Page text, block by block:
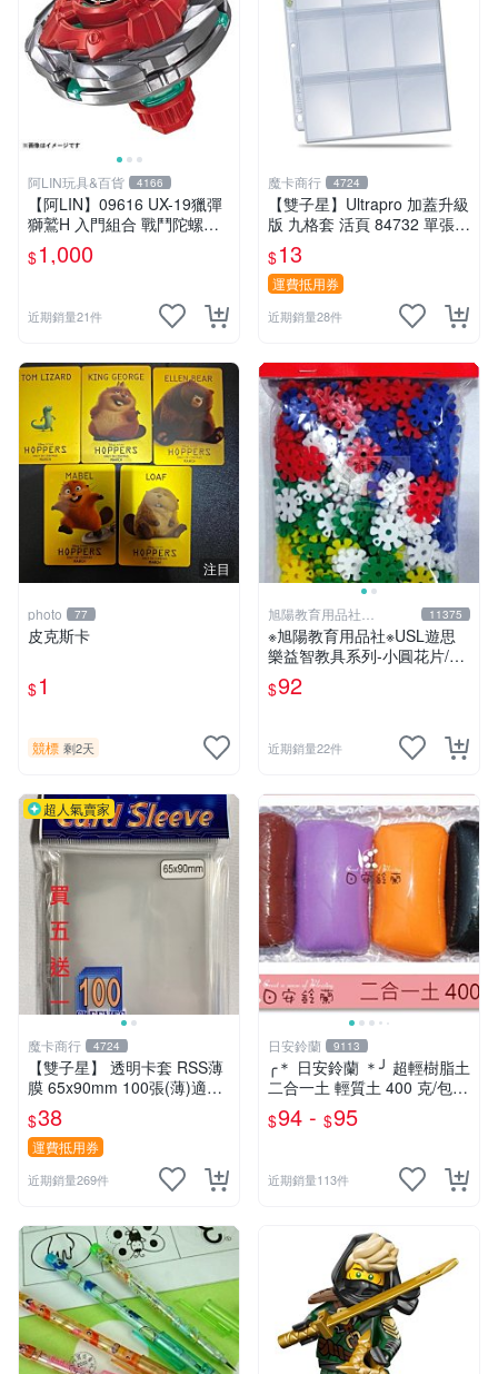
阿LIN玩具&百貨 4166
【阿LIN】09616 UX-19獵彈
獅鷲H 入門組合 戰鬥陀螺ＸB
EYBLADE X
$1,000
近期銷量21件
魔卡商行 4724
【雙子星】Ultrapro 加蓋升級
版 九格套 活頁 84732 單張寄
出 內頁 9格
$13
運費抵用券
近期銷量28件
注目
photo 77
皮克斯卡
$1
競標 剩2天
旭陽教育用品社
20239298
11375
※旭陽教育用品社※USL遊思
樂益智教具系列-小圓花片/小
雪花片拼插積木(2.5cm,300
片裝)台灣製ST安全玩具
$92
近期銷量22件
超人氣賣家
魔卡商行 4724
【雙子星】 透明卡套 RSS薄
膜 65x90mm 100張(薄)適用
桌遊 波波夫 POPOV 紙牌 Bo
ardgame
$38
運費抵用券
近期銷量269件
日安鈴蘭 9113
╭＊ 日安鈴蘭 ＊╯ 超輕樹脂土
二合一土 輕質土 400 克/包
兒童輕黏土 (新增 350克特調
色 可選)
$94 - $95
近期銷量113件